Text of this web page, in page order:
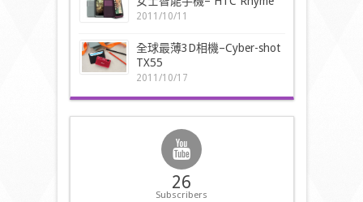
2011/10/11
全球最薄3D相機–Cyber-shot
TX55
2011/10/17
26
Subscribers